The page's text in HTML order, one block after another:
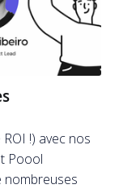
!) avec nos
Poool
nombreuses